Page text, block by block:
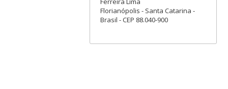
Florianópolis - Santa Catarina -
Brasil - CEP 88.040-900